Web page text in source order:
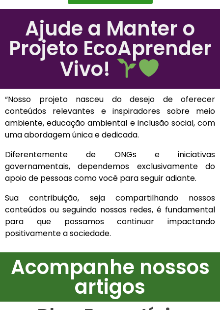
Ajude a Manter o
Projeto EcoAprender
Vivo!
“Nosso projeto nasceu do desejo de oferecer
conteúdos relevantes e inspiradores sobre meio
ambiente, educação ambiental e inclusão social, com
uma abordagem única e dedicada.
Diferentemente de ONGs e iniciativas
governamentais, dependemos exclusivamente do
apoio de pessoas como você para seguir adiante.
Sua contribuição, seja compartilhando nossos
conteúdos ou seguindo nossas redes, é fundamental
para que possamos continuar impactando
positivamente a sociedade.
Acompanhe nossos
artigos